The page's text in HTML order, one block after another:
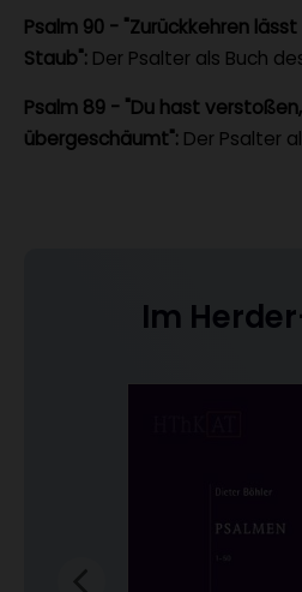
Psalm 90 - "Zurückkehren
Staub": Der Psalter als Buch
Psalm 89 - "Du hast
übergeschäumt": Der Psalter
Im